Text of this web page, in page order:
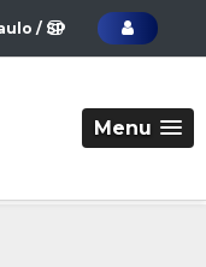
/ SP
Menu